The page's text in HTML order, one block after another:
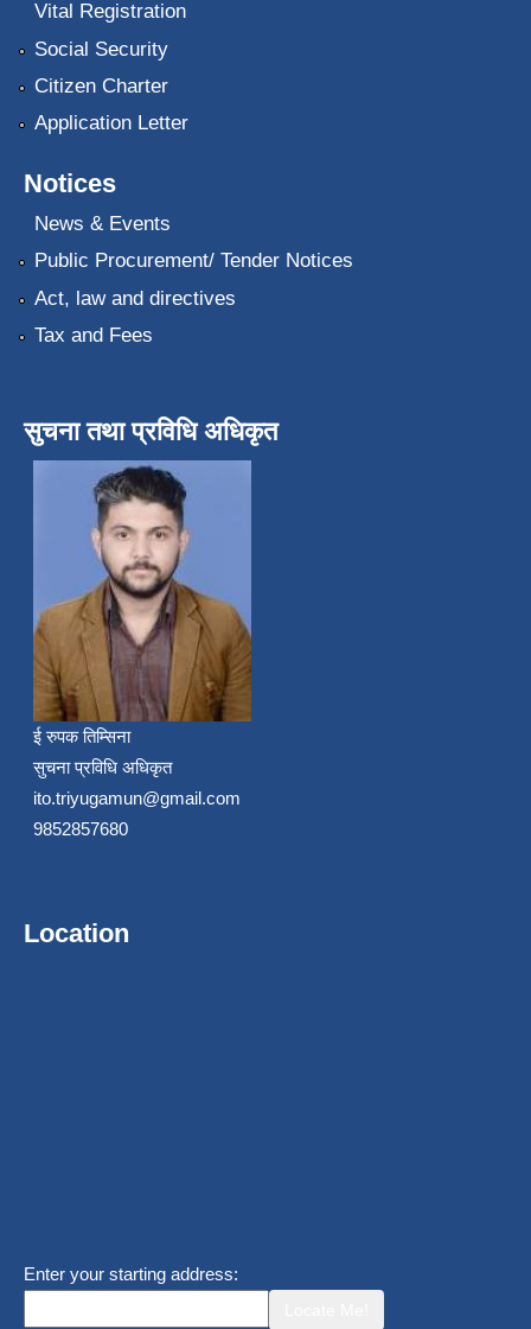
Vital Registration
Social Security
Citizen Charter
Application Letter
Notices
News & Events
Public Procurement/ Tender Notices
Act, law and directives
Tax and Fees
सुचना तथा प्रविधि अधिकृत
ई रुपक तिम्सिना
सुचना प्रविधि अधिकृत
ito.triyugamun@gmail.com
9852857680
Location
Enter your starting address: